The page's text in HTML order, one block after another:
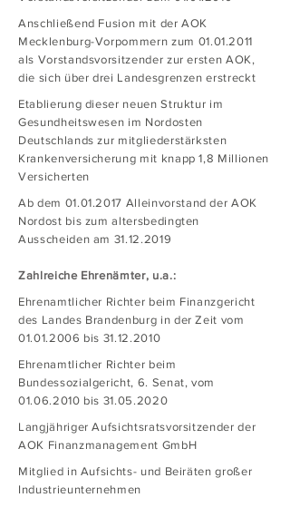
Anschließend Fusion mit der AOK
Mecklenburg-Vorpommern zum 01.01.2011
als Vorstandsvorsitzender zur ersten AOK,
die sich über drei Landesgrenzen erstreckt
Etablierung dieser neuen Struktur im
Gesundheitswesen im Nordosten
Deutschlands zur mitgliederstärksten
Krankenversicherung mit knapp 1,8 Millionen
Versicherten
Ab dem 01.01.2017 Alleinvorstand der AOK
Nordost bis zum altersbedingten
Ausscheiden am 31.12.2019
Zahlreiche Ehrenämter, u.a.:
Ehrenamtlicher Richter beim Finanzgericht
des Landes Brandenburg in der Zeit vom
01.01.2006 bis 31.12.2010
Ehrenamtlicher Richter beim
Bundessozialgericht, 6. Senat, vom
01.06.2010 bis 31.05.2020
Langjähriger Aufsichtsratsvorsitzender der
AOK Finanzmanagement GmbH
Mitglied in Aufsichts- und Beiräten großer
Industrieunternehmen